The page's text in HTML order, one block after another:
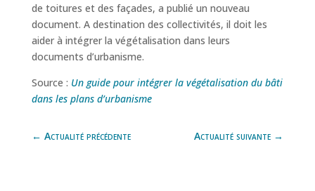
de toitures et des façades, a publié un nouveau
document. A destination des collectivités, il doit les
aider à intégrer la végétalisation dans leurs
documents d’urbanisme.
Source : Un guide pour intégrer la végétalisation du bâti
dans les plans d’urbanisme
← Actualité précédente Actualité suivante →